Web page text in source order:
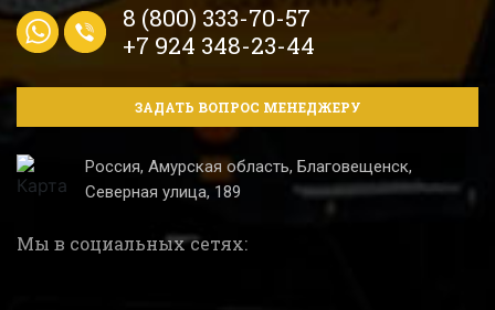
8 (800) 333-70-57
+7 924 348-23-44
ЗАДАТЬ ВОПРОС МЕНЕДЖЕРУ
Россия, Амурская область, Благовещенск,
Северная улица, 189
Мы в социальных сетях: